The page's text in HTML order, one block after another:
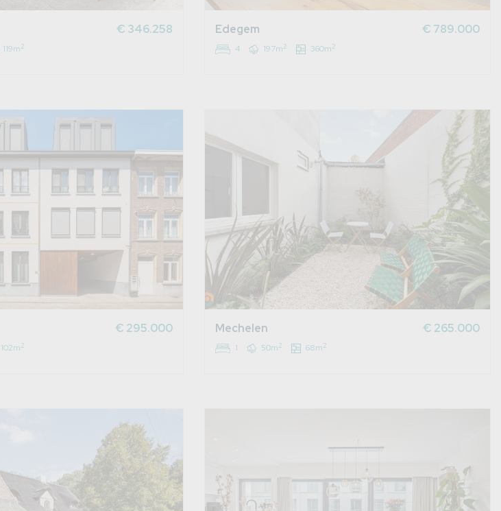
€ 346.258
119m2
Edegem € 789.000
4 197m2 360m2
€ 295.000
102m2
Mechelen € 265.000
1 50m2 68m2